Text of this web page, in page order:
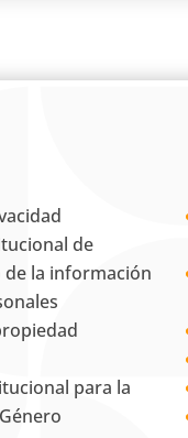
de
la información
para la